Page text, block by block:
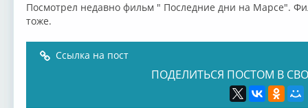
Посмотрел недавно фильм " Последние дни на Марсе".
тоже.
Ссылка на пост
ПОДЕЛИТЬСЯ ПОСТОМ В